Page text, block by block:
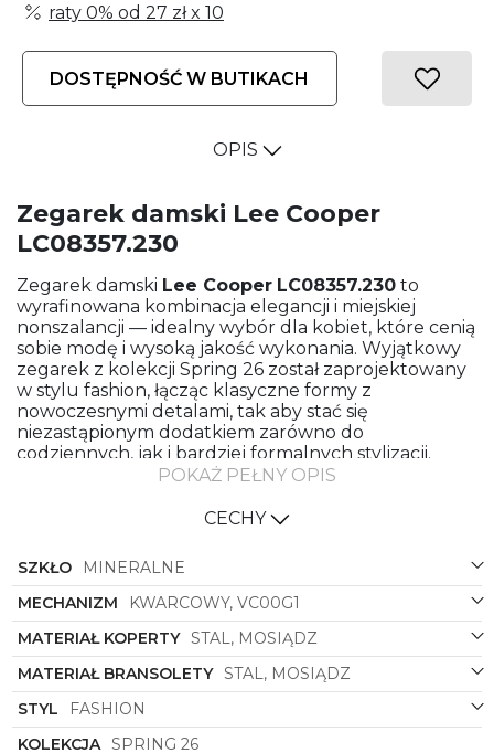
raty 0% od 27 złx 10
DOSTĘPNOŚĆ W BUTIKACH
OPIS
Zegarek damski Lee Cooper
LC08357.230
Zegarek damski Lee Cooper LC08357.230 to
wyrafinowana kombinacja elegancji i miejskiej
nonszalancji — idealny wybór dla kobiet, które cenią
sobie modę i wysoką jakość wykonania. Wyjątkowy
zegarek z kolekcji Spring 26 został zaprojektowany
w stylu fashion, łącząc klasyczne formy z
nowoczesnymi detalami, tak aby stać się
niezastąpionym dodatkiem zarówno do
codziennych, jak i bardziej formalnych stylizacji.
Koperta o klasycznym, okrągłym kształcie emanuje
subtelnym blaskiem dzięki połączeniu stali i
mosiądzu. Dwukolorowe wykończenie — złoto i
nosić go solo jako delikatny akcent biżuteryjny lub
zestawić z innymi dodatkami w odcieniach żółtego i
białego złota. Srebrna tarcza stanowi neutralne, a
zarazem luksusowe tło dla wskazówek i subtelnych
indeksów, które wpisują się w aktualne trendy, nie
tracąc przy tym ponadczasowego charakteru.
Bransoleta wykonana ze stali i mosiądzu to
połączenie trwałości i komfortu noszenia. Srebrny
kolor bransolety podkreśla nowoczesny wydźwięk
POKAŻ PEŁNY OPIS
CECHY
SZKŁO
MINERALNE
MECHANIZM
KWARCOWY, VC00G1
MATERIAŁ KOPERTY STAL, MOSIĄDZ
MATERIAŁ BRANSOLETY STAL, MOSIĄDZ
STYL
FASHION
KOLEKCJA SPRING 26